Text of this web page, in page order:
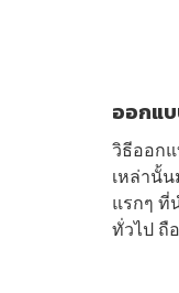
ออกแ
วิธีออกแ
เหล่านั้
แรกๆ ที่
ทั่วไป ถื